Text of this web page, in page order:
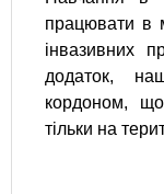
працювати в
інвазивних
додаток,
кордоном,
тільки на